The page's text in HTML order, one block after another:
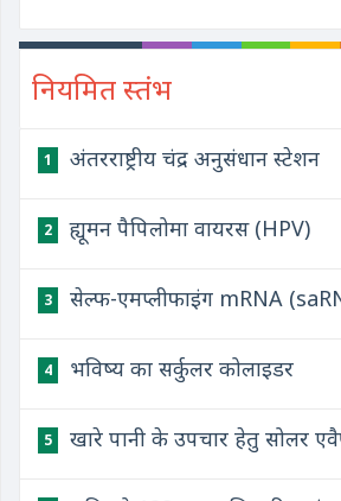
नियमित स्तंभ
1 अंतरराष्ट्रीय चंद्र अनुसंधान स्टेशन
2 ह्यूमन पैपिलोमा वायरस (HPV)
3 सेल्फ-एमप्लीफाइंग mRNA
4 भविष्य का सर्कुलर कोलाइडर
5 खारे पानी के उपचार हेतु सोलर